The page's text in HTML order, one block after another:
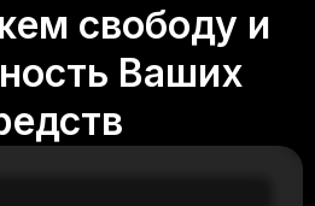
свободу и
Ваших